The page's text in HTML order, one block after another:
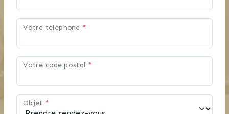
Votre téléphone *
Votre code postal *
Objet *